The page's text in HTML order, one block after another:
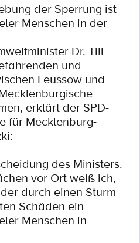
der Sperrung ist
Menschen in der
Dr. Till
und
Leussow und
erklärt der SPD-
für Mecklenburg-
des Ministers.
vor Ort weiß ich,
durch einen Sturm
Schäden ein
Menschen in